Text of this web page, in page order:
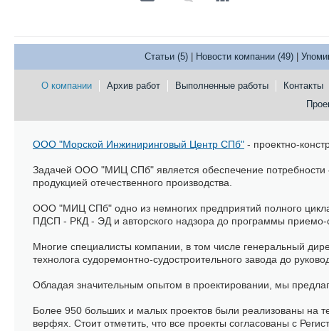
Статьи (5) Новости компании (49)
О компании Архив работ Выполненные работы Контакты
ООО "Морской Инжиниринговый Центр СПб" - проектно-
Задачей ООО "МИЦ СПб" является обеспечение потребности
продукцией отечественного производства.
ООО "МИЦ СПб" одно из немногих предприятий полного
ПДСП - РКД - ЭД и авторского надзора до программы приемо-
Многие специалисты компании, в том числе генеральный
технолога судоремонтно-судостроительного завода до
Обладая значительным опытом в проектировании, мы
Более 950 больших и малых проектов были реализованы на
верфях. Стоит отметить, что все проекты согласованы с